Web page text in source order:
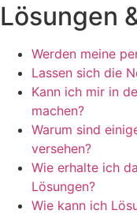
Lösungen
Werden meine
Lassen sich die
Kann ich mir in
machen?
Warum sind
versehen?
Wie erhalte ich
Lösungen?
Wie kann ich